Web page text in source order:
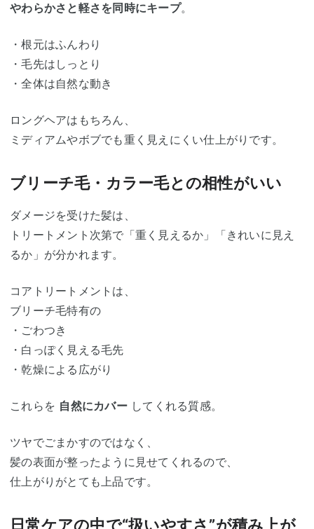
やわらかさと軽さを同時にキープ。
・根元はふんわり
・毛先はしっとり
・全体は自然な動き
ロングヘアはもちろん、
ミディアムやボブでも重く見えにくい仕上がりです。
ブリーチ毛・カラー毛との相性がいい
ダメージを受けた髪は、
トリートメント次第で「重く見えるか」「きれいに見え
るか」が分かれます。
コアトリートメントは、
ブリーチ毛特有の
・ごわつき
・白っぽく見える毛先
・乾燥による広がり
これらを 自然にカバーしてくれる質感。
ツヤでごまかすのではなく、
髪の表面が整ったように見せてくれるので、
仕上がりがとても上品です。
日常ケアの中で“扱いやすさ”が積み上が